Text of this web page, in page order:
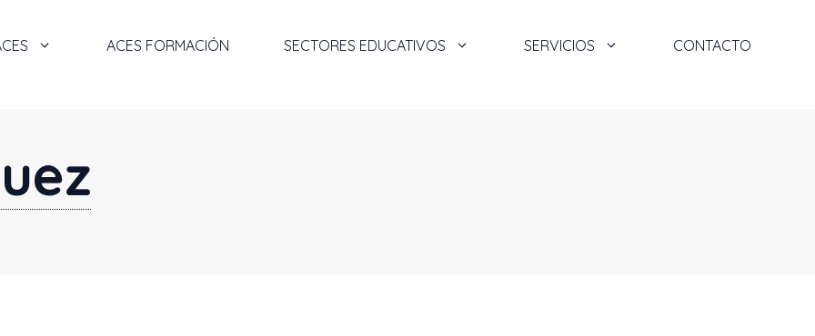
ACES FORMACIÓN SECTORES EDUCATIVOS SERVICIOS CONTACTO